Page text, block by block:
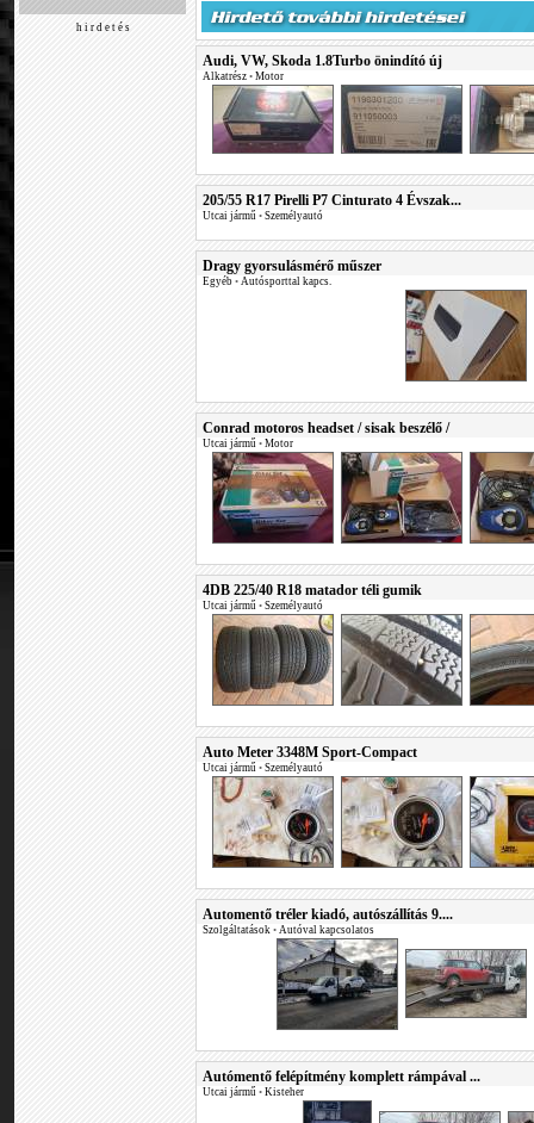
h i r d e t é s
Audi, VW, Skoda 1.8Turbo önindító új
Alkatrész • Motor
205/55 R17 Pirelli P7 Cinturato 4 Évszak...
Utcai jármű • Személyautó
Dragy gyorsulásmérő műszer
Egyéb • Autósporttal kapcs.
Conrad motoros headset / sisak beszélő /
Utcai jármű • Motor
4DB 225/40 R18 matador téli gumik
Utcai jármű • Személyautó
Auto Meter 3348M Sport-Compact
Utcai jármű • Személyautó
Automentő tréler kiadó, autószállítás 9....
Szolgáltatások • Autóval kapcsolatos
Autómentő felépítmény komplett rámpával ...
Utcai jármű • Kisteher